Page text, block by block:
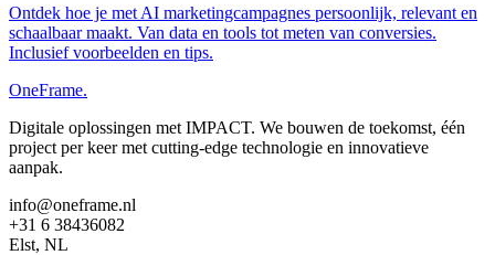
Ontdek hoe je met AI marketingcampagnes persoonlijk, relevant en
schaalbaar maakt. Van data en tools tot meten van conversies.
Inclusief voorbeelden en tips.
OneFrame.
Digitale oplossingen met IMPACT. We bouwen de toekomst, één
project per keer met cutting-edge technologie en innovatieve
aanpak.
info@oneframe.nl
+31 6 38436082
Elst, NL